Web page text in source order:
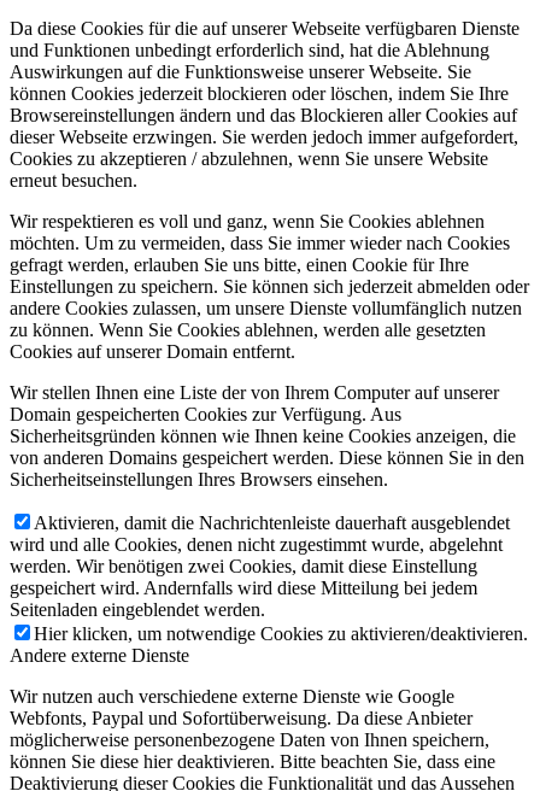
Da diese Cookies für die auf unserer Webseite verfügbaren Dienste
und Funktionen unbedingt erforderlich sind, hat die Ablehnung
Auswirkungen auf die Funktionsweise unserer Webseite. Sie
können Cookies jederzeit blockieren oder löschen, indem Sie Ihre
Browsereinstellungen ändern und das Blockieren aller Cookies auf
dieser Webseite erzwingen. Sie werden jedoch immer aufgefordert,
Cookies zu akzeptieren / abzulehnen, wenn Sie unsere Website
erneut besuchen.
Wir respektieren es voll und ganz, wenn Sie Cookies ablehnen
möchten. Um zu vermeiden, dass Sie immer wieder nach Cookies
gefragt werden, erlauben Sie uns bitte, einen Cookie für Ihre
Einstellungen zu speichern. Sie können sich jederzeit abmelden oder
andere Cookies zulassen, um unsere Dienste vollumfänglich nutzen
zu können. Wenn Sie Cookies ablehnen, werden alle gesetzten
Cookies auf unserer Domain entfernt.
Wir stellen Ihnen eine Liste der von Ihrem Computer auf unserer
Domain gespeicherten Cookies zur Verfügung. Aus
Sicherheitsgründen können wie Ihnen keine Cookies anzeigen, die
von anderen Domains gespeichert werden. Diese können Sie in den
Sicherheitseinstellungen Ihres Browsers einsehen.
Aktivieren, damit die Nachrichtenleiste dauerhaft ausgeblendet
wird und alle Cookies, denen nicht zugestimmt wurde, abgelehnt
werden. Wir benötigen zwei Cookies, damit diese Einstellung
gespeichert wird. Andernfalls wird diese Mitteilung bei jedem
Seitenladen eingeblendet werden.
Hier klicken, um notwendige Cookies zu aktivieren/deaktivieren.
Andere externe Dienste
Wir nutzen auch verschiedene externe Dienste wie Google
Webfonts, Paypal und Sofortüberweisung. Da diese Anbieter
möglicherweise personenbezogene Daten von Ihnen speichern,
können Sie diese hier deaktivieren. Bitte beachten Sie, dass eine
Deaktivierung dieser Cookies die Funktionalität und das Aussehen